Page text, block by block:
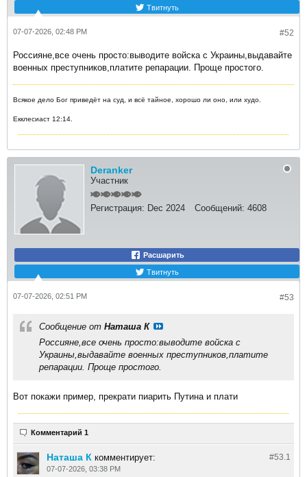
Твитнуть
#52
07-07-2026, 02:48 PM
Россияне,все очень просто:выводите войска с Украины,выдавайте
военных преступников,платите репарации. Проще простого.
Всякое дело Бог приведёт на суд, и всё тайное, хорошо ли оно, или худо.
Екклесиаст 12:14.
Deranker
Участник
Регистрация: Dec 2024 Сообщений: 4608
Расшарить
Твитнуть
#53
07-07-2026, 02:51 PM
Сообщение от Наташа К
Россияне,все очень просто:выводите войска с
Украины,выдавайте военных преступников,платите
репарации. Проще простого.
Вот покажи пример, прекрати пиарить Путина и плати
Комментарий 1
#53.1
Наташа К комментирует:
07-07-2026, 03:38 PM